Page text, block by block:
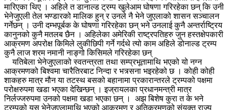
मारिएका थिए । अहिले त डानाल्ड ट्रम्प खुलेआम घोषणा गरिरहेका छन् कि उनी
भेनेजुएली तेल भण्डारको मालिक हुन् र उनले नै भेने जुएलाको शासन सञ्चालन
गर्नेछन् । उनी दम्भपूर्बक के घोषणा गरिरहेका छन् भने उनलाई कुनै अन्तर्राष्ट्रिय
कानुनको कुनै मतलब छैन । अहिलेका अमेरिकी राष्ट्रपतिहरु जुन हस्तक्षेपकारी
आक्रमण अपरोक्ष किमिले लुकीछिपी गर्ने गर्दथे त्यो काम अहिले डोनाल्ड ट्रम्प
कुनै लाज शरम नमानी नाङ्गो किसिमले गरिरहेका छन्
यतिबेला भेनेजुएलाको स्वतन्त्रता तथा सम्प्रभूतामाथि भएको यो नग्न
आक्रमणको बिश्वमा चारैतिरबाट निन्दा र भत्र्सना भइरहेको छ । कोही कोही
शाकहरु मात्र मौन या तटस्थ बसको बहानामा प्रकारान्तरले ट्रम्पको पक्षमा
परोक्षरुपमा खडा भएका देखिन्छन् । इज्रायलका प्रधानमन्त्री मात्र
निर्लज्जरुपमा उनको पक्षमा खडा भएका छन् । अझ बिशेष कुरा त के भने
ट्रम्पको यस भेनेजुएलामाथि भएको आक्रमण र अतिक्रमणको संयुक्त राज्य